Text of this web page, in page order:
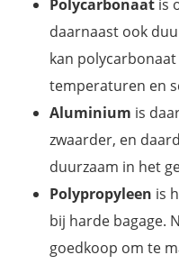
Polycarbonaat is
daarnaast ook
kan
temperaturen en
Aluminium is
zwaarder, en
duurzaam in het
Polypropyleen is
bij harde bagage.
goedkoop om te